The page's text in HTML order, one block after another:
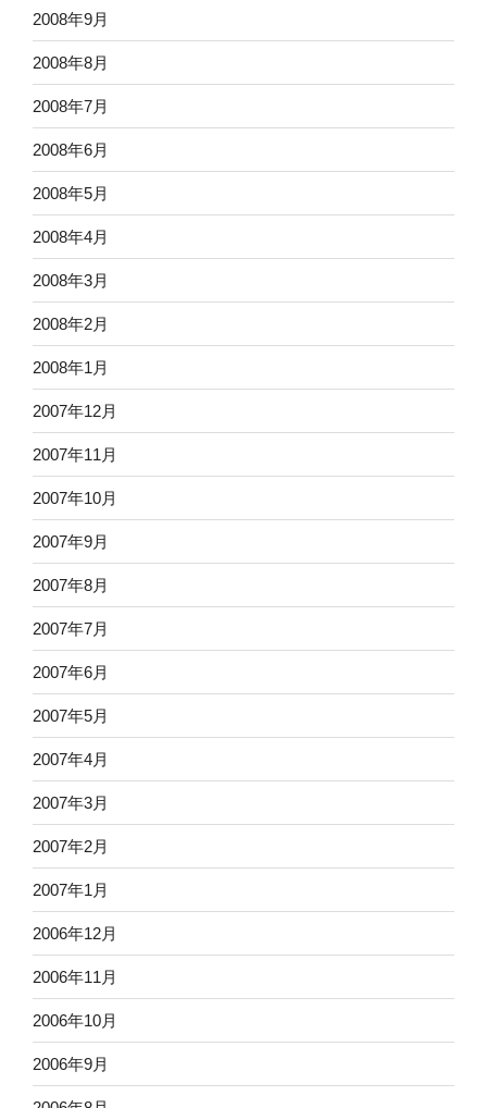
2008年9月
2008年8月
2008年7月
2008年6月
2008年5月
2008年4月
2008年3月
2008年2月
2008年1月
2007年12月
2007年11月
2007年10月
2007年9月
2007年8月
2007年7月
2007年6月
2007年5月
2007年4月
2007年3月
2007年2月
2007年1月
2006年12月
2006年11月
2006年10月
2006年9月